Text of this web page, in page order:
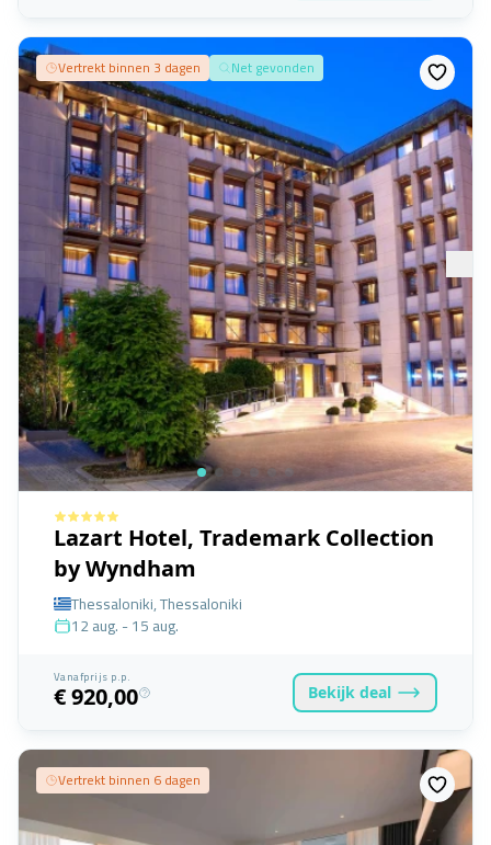
Vertrekt binnen 3 dagen Net gevonden
Lazart Hotel, Trademark Collection
by Wyndham
Thessaloniki, Thessaloniki
12 aug. - 15 aug.
Vanafprijs p.p.
€ 920,00 Bekijk deal
Vertrekt binnen 6 dagen